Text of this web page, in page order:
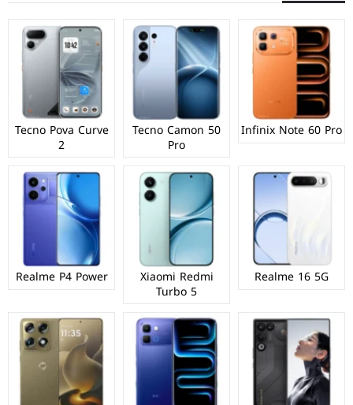
Infinix Note 60 Pro
Tecno Camon 50
Pro
Tecno Pova Curve
2
Realme 16 5G
Xiaomi Redmi
Turbo 5
Realme P4 Power